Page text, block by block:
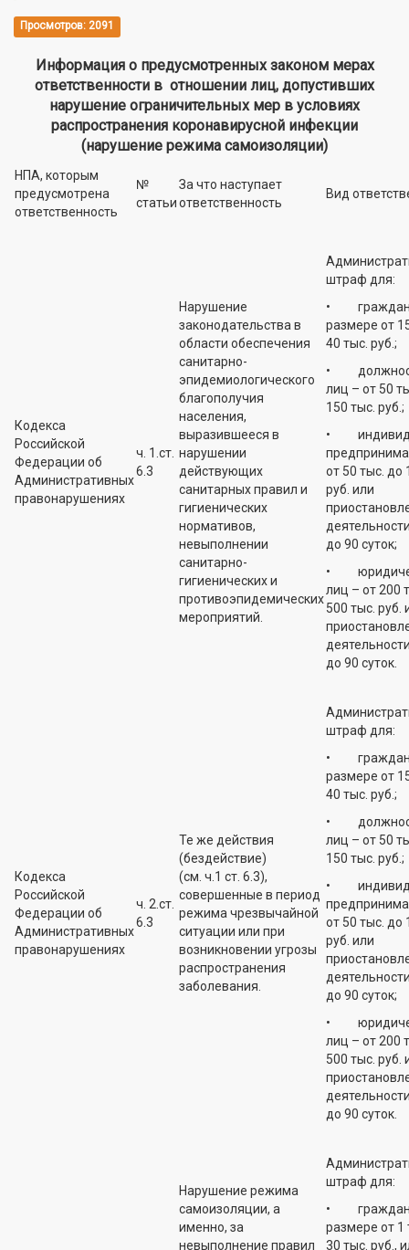
Просмотров: 2091
Информация о предусмотренных законом мерах
ответственности в отношении лиц, допустивших
нарушение ограничительных мер в условиях
распространения коронавирусной инфекции
(нарушение режима самоизоляции)
НПА, которым
предусмотрена
ответственность
№
статьи
За что наступает
ответственность
Вид
Кодекса
Российской
Федерации об
Административных
правонарушениях
ч. 1.ст.
6.3
Нарушение
законодательства в
области обеспечения
санитарно-
эпидемиологического
благополучия
населения,
выразившееся в
нарушении
действующих
санитарных правил и
гигиенических
нормативов,
невыполнении
санитарно-
гигиенических и
противоэпидемических
мероприятий.
штраф для:
• граждан
размере от
40 тыс. руб.;
•
лиц – от 50
150 тыс. руб.;
•
от 50 тыс. до
руб. или
до 90 суток;
•
лиц – от 200
500 тыс. руб.
до 90 суток.
Кодекса
Российской
Федерации об
Административных
правонарушениях
ч. 2.ст.
6.3
Те же действия
(бездействие)
(см. ч.1 ст. 6.3),
совершенные в период
режима чрезвычайной
ситуации или при
возникновении угрозы
распространения
заболевания.
штраф для:
• граждан
размере от
40 тыс. руб.;
•
лиц – от 50
150 тыс. руб.;
•
от 50 тыс. до
руб. или
до 90 суток;
•
лиц – от 200
500 тыс. руб.
до 90 суток.
Нарушение режима
самоизоляции, а
именно, за
невыполнение правил
штраф для:
• граждан
размере от 1
30 тыс. руб.,